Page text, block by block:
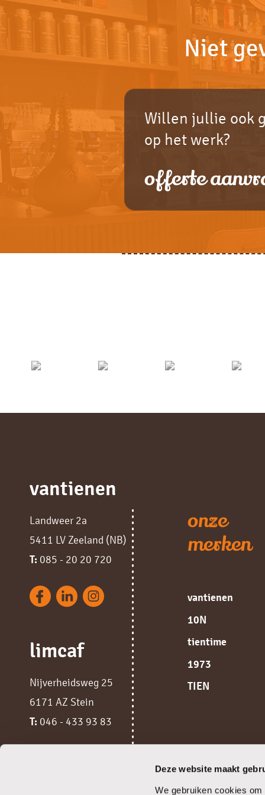
Deze website maakt
We gebruiken cookies
Niet
Willen jullie ook
op het werk?
offerte
vantienen
Landweer 2a
5411 LV Zeeland (NB)
T: 085 - 20 20 720
limcaf
Nijverheidsweg 25
6171 AZ Stein
T: 046 - 433 93 83
onze
merken
vantienen
10N
tientime
1973
TIEN